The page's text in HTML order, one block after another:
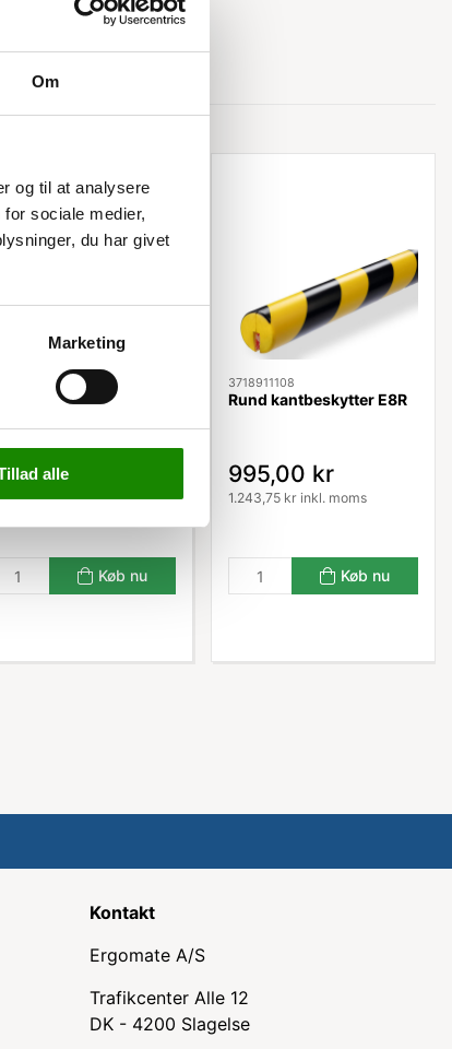
Om
og til at analysere
sociale medier,
du har givet
Marketing
alle
truckværn enkelt
1.699,00 kr
kr
kr inkl. moms
Køb nu
3718911108
Rund kantbeskytter E8R
995,00 kr
1.243,75 kr inkl. moms
Køb nu
Kontakt
Ergomate A/S
Trafikcenter Alle 12
DK - 4200 Slagelse